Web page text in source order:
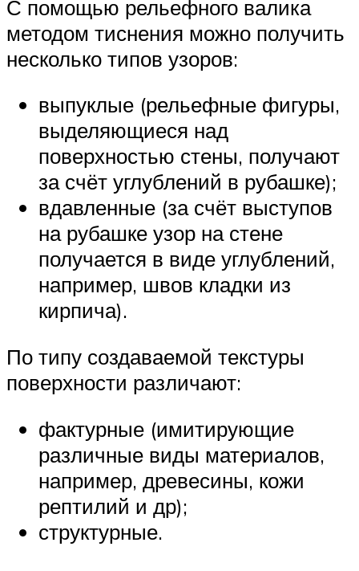
С помощью рельефного валика
методом тиснения можно получить
несколько типов узоров:
выпуклые (рельефные фигуры,
выделяющиеся над
поверхностью стены, получают
за счёт углублений в рубашке);
вдавленные (за счёт выступов
на рубашке узор на стене
получается в виде углублений,
например, швов кладки из
кирпича).
По типу создаваемой текстуры
поверхности различают:
фактурные (имитирующие
различные виды материалов,
например, древесины, кожи
рептилий и др);
структурные.